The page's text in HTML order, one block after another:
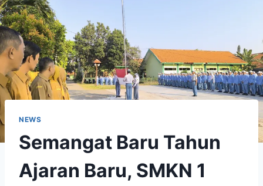
NEWS
Semangat Baru Tahun
Ajaran Baru, SMKN 1